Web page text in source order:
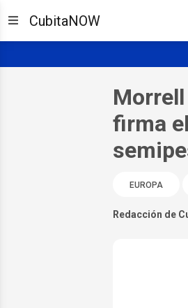
CubitaNOW
firma
EUROPA
Redacción de